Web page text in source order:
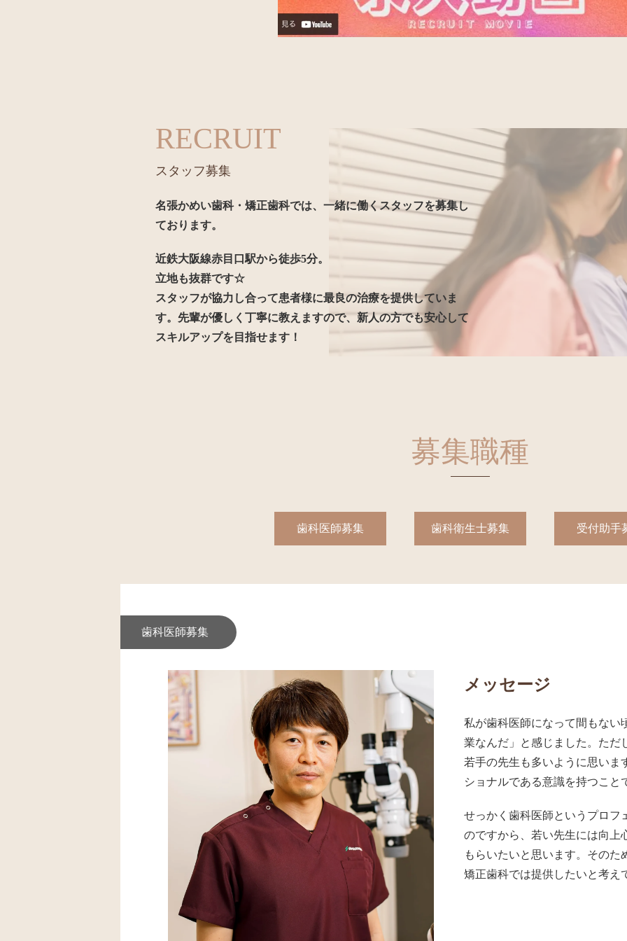
RECRUIT
スタッフ募集
名張かめい歯科・矯正歯科では、一緒に働くスタッフを募集し
ております。
近鉄大阪線赤目口駅から徒歩5分。
立地も抜群です☆
スタッフが協力し合って患者様に最良の治療を提供していま
す。先輩が優しく丁寧に教えますので、新人の方でも安心して
スキルアップを目指せます！
募集職種
歯科医師募集 歯科衛生士募集 受付助手
歯科医師募集
メッセージ
私が歯科医師になって間もない
業なんだ」と感じました。ただ
若手の先生も多いように思いま
ショナルである意識を持つこと
せっかく歯科医師というプロフ
のですから、若い先生には向上
もらいたいと思います。その
矯正歯科では提供したいと考え